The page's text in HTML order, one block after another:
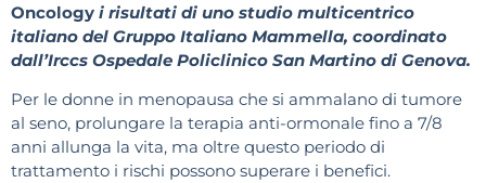
Oncology i risultati di uno studio multicentrico
italiano del Gruppo Italiano Mammella, coordinato
dall’Irccs Ospedale Policlinico San Martino di Genova.
Per le donne in menopausa che si ammalano di tumore
al seno, prolungare la terapia anti-ormonale fino a 7/8
anni allunga la vita, ma oltre questo periodo di
trattamento i rischi possono superare i benefici.